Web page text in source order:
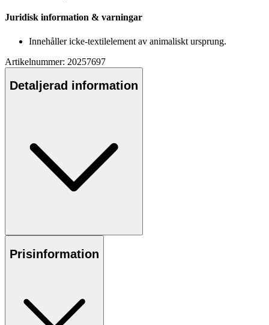
Juridisk information & varningar
Innehåller icke-textilelement av animaliskt ursprung.
Artikelnummer: 20257697
Detaljerad information
Prisinformation